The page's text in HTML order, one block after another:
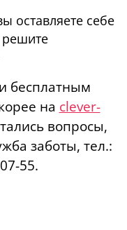
оставляете себе
решите
бесплатным
на clever-
вопросы,
заботы, тел.:
55.